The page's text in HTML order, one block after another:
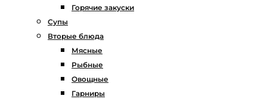
Горячие закуски
Супы
Вторые блюда
Мясные
Рыбные
Овощные
Гарниры